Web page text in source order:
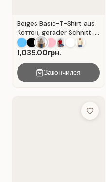
Beiges Basic-T-Shirt aus
Коттон, gerader Schnitt .
Beige.
1,039.00грн.
Закончился
Add